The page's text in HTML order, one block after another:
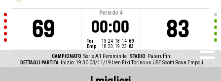
69
Periodo 4
00:00
Tor 13 24 18 14 69
Emp
18 23 19 23 83
83
CAMPIONATO Serie A1 Femminile STADIO
Palaruffini
DETTAGLI PARTITA
Inizio: 19:30 03/11/19
Iren Fixi Torino vs USE Scotti Rosa Empoli
SPETTATORI 400